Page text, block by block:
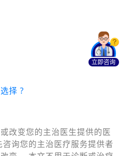
择 ?
改变您的主治医生提供的医
询您的主治医疗服务提供者
立即咨询